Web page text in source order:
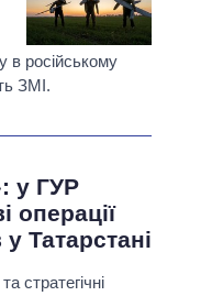
в російському
ЗМІ.
у ГУР
операції
Татарстані
стратегічні